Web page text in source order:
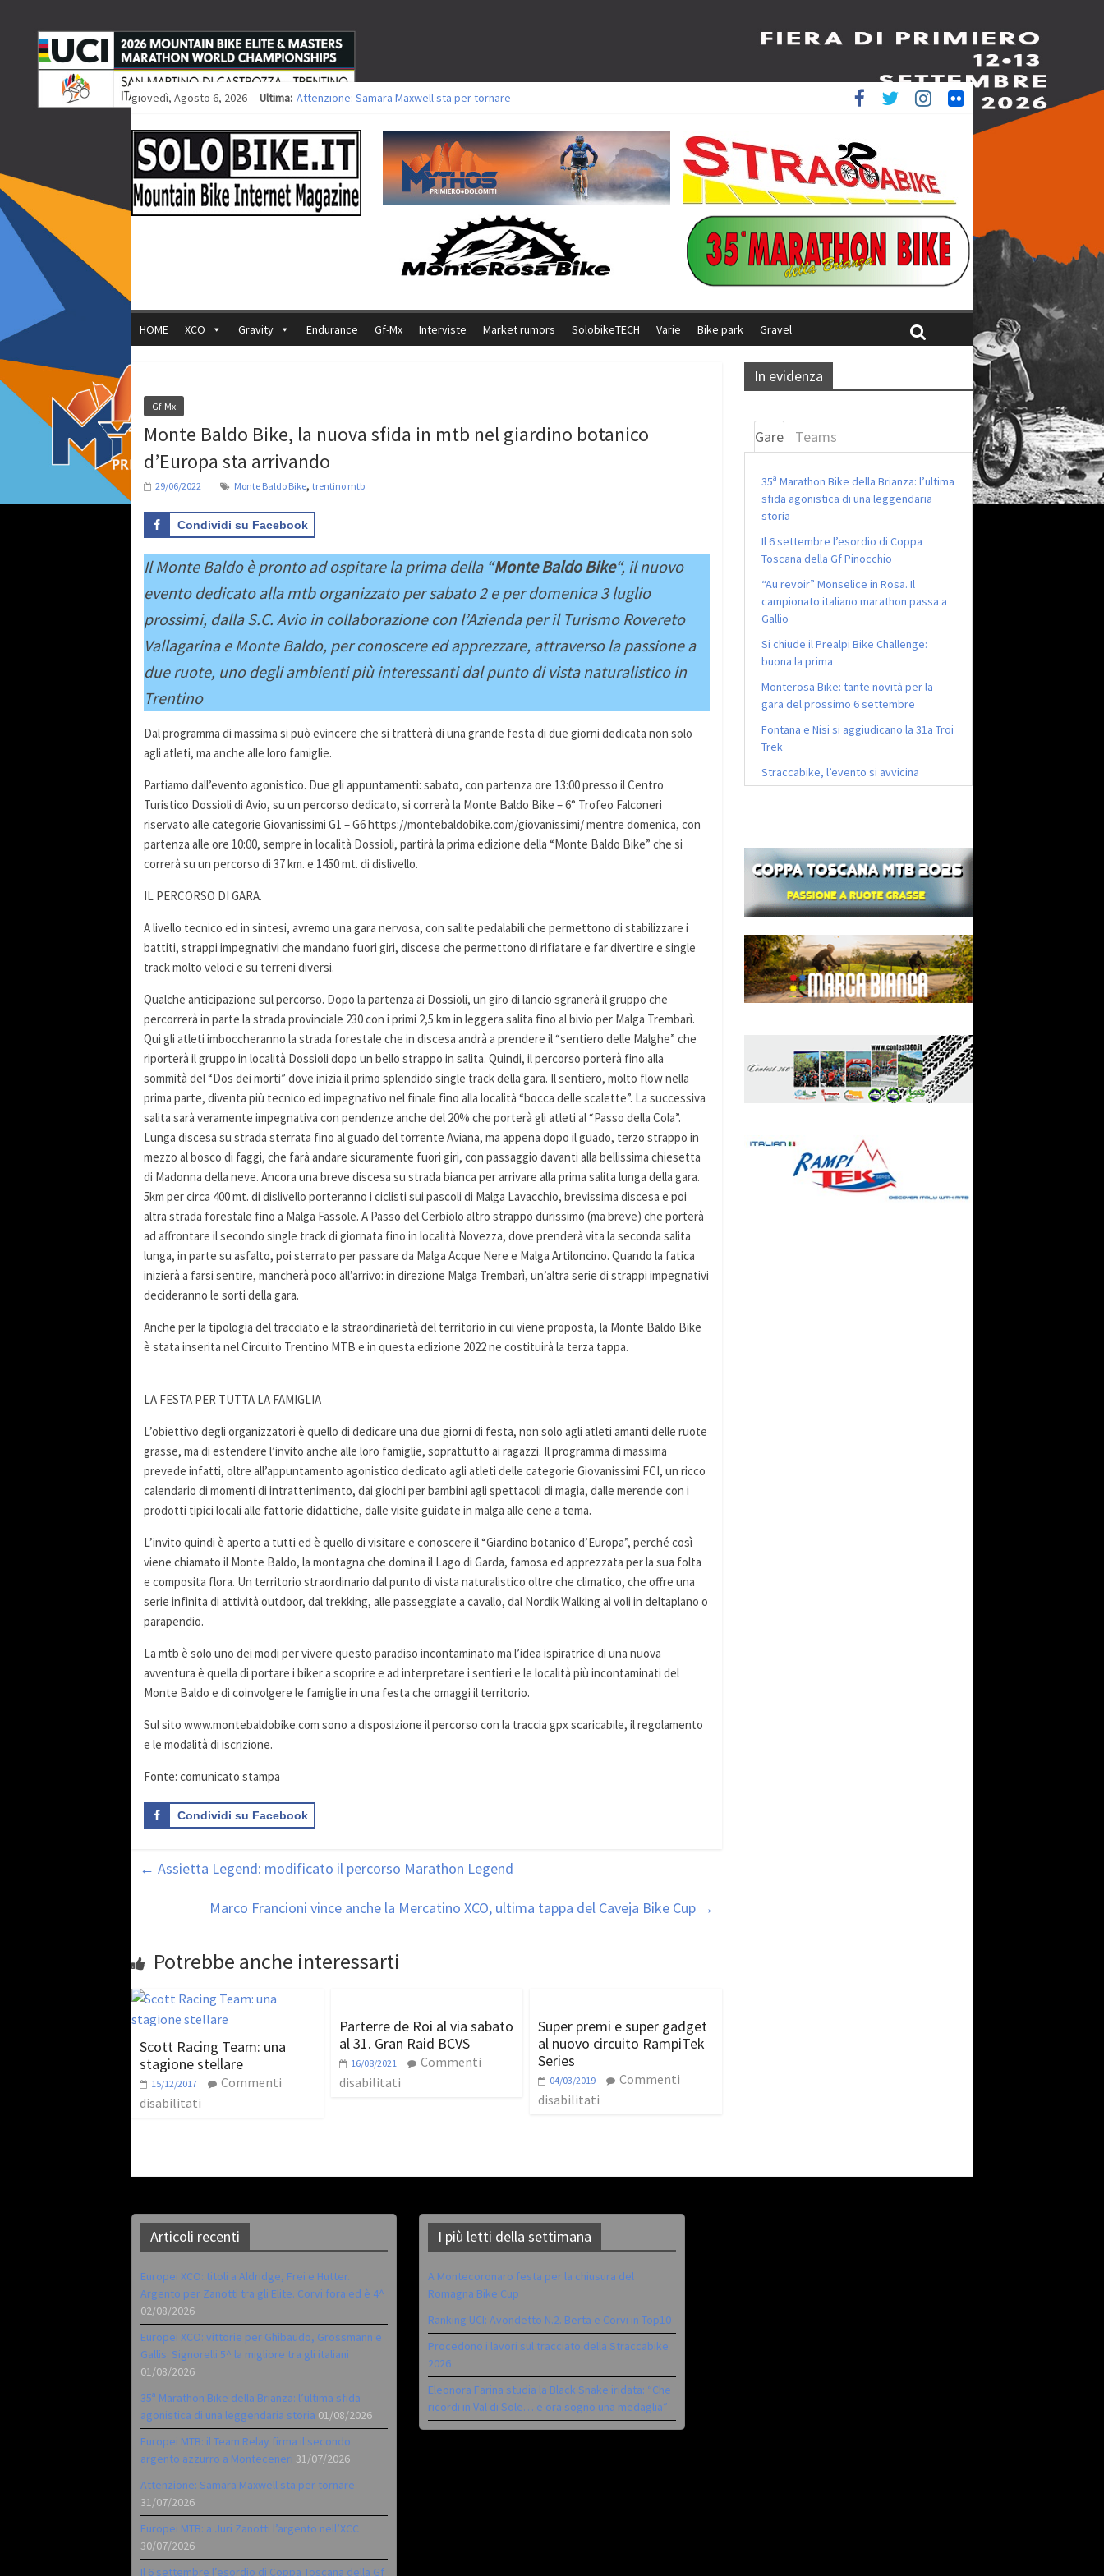
giovedì, Agosto 6, 2026 Ultima: Attenzione: Samara Maxwell sta per tornare
Europei XCO: vittorie per Ghibaudo, Grossmann e Gallis. Signorelli 5^ la migliore tra gli italiani
35ª Marathon Bike della Brianza: l’ultima sfida agonistica di una leggendaria storia
Europei MTB: il Team Relay firma il secondo argento azzurro a Monteceneri
HOME XCO Gravity Endurance Gf-Mx Interviste Market rumors SolobikeTECH Varie Bike park Gravel
Gf-Mx
Monte Baldo Bike, la nuova sfida in mtb nel giardino botanico
d’Europa sta arrivando
29/06/2022 Monte Baldo Bike, trentino mtb
Condividi su Facebook
Il Monte Baldo è pronto ad ospitare la prima della “Monte Baldo Bike“, il nuovo
evento dedicato alla mtb organizzato per sabato 2 e per domenica 3 luglio
prossimi, dalla S.C. Avio in collaborazione con l’Azienda per il Turismo Rovereto
Vallagarina e Monte Baldo, per conoscere ed apprezzare, attraverso la passione a
due ruote, uno degli ambienti più interessanti dal punto di vista naturalistico in
Trentino
Dal programma di massima si può evincere che si tratterà di una grande festa di due giorni dedicata non solo
agli atleti, ma anche alle loro famiglie.
Partiamo dall’evento agonistico. Due gli appuntamenti: sabato, con partenza ore 13:00 presso il Centro
Turistico Dossioli di Avio, su un percorso dedicato, si correrà la Monte Baldo Bike – 6° Trofeo Falconeri
riservato alle categorie Giovanissimi G1 – G6 https://montebaldobike.com/giovanissimi/ mentre domenica, con
partenza alle ore 10:00, sempre in località Dossioli, partirà la prima edizione della “Monte Baldo Bike” che si
correrà su un percorso di 37 km. e 1450 mt. di dislivello.
IL PERCORSO DI GARA.
A livello tecnico ed in sintesi, avremo una gara nervosa, con salite pedalabili che permettono di stabilizzare i
battiti, strappi impegnativi che mandano fuori giri, discese che permettono di rifiatare e far divertire e single
track molto veloci e su terreni diversi.
Qualche anticipazione sul percorso. Dopo la partenza ai Dossioli, un giro di lancio sgranerà il gruppo che
percorrerà in parte la strada provinciale 230 con i primi 2,5 km in leggera salita fino al bivio per Malga Trembarì.
Qui gli atleti imboccheranno la strada forestale che in discesa andrà a prendere il “sentiero delle Malghe” che
riporterà il gruppo in località Dossioli dopo un bello strappo in salita. Quindi, il percorso porterà fino alla
sommità del “Dos dei morti” dove inizia il primo splendido single track della gara. Il sentiero, molto flow nella
prima parte, diventa più tecnico ed impegnativo nel finale fino alla località “bocca delle scalette”. La successiva
salita sarà veramente impegnativa con pendenze anche del 20% che porterà gli atleti al “Passo della Cola”.
Lunga discesa su strada sterrata fino al guado del torrente Aviana, ma appena dopo il guado, terzo strappo in
mezzo al bosco di faggi, che farà andare sicuramente fuori giri, con passaggio davanti alla bellissima chiesetta
di Madonna della neve. Ancora una breve discesa su strada bianca per arrivare alla prima salita lunga della gara.
5km per circa 400 mt. di dislivello porteranno i ciclisti sui pascoli di Malga Lavacchio, brevissima discesa e poi
altra strada forestale fino a Malga Fassole. A Passo del Cerbiolo altro strappo durissimo (ma breve) che porterà
ad affrontare il secondo single track di giornata fino in località Novezza, dove prenderà vita la seconda salita
lunga, in parte su asfalto, poi sterrato per passare da Malga Acque Nere e Malga Artiloncino. Quando la fatica
inizierà a farsi sentire, mancherà poco all’arrivo: in direzione Malga Trembarì, un’altra serie di strappi impegnativi
decideranno le sorti della gara.
Anche per la tipologia del tracciato e la straordinarietà del territorio in cui viene proposta, la Monte Baldo Bike
è stata inserita nel Circuito Trentino MTB e in questa edizione 2022 ne costituirà la terza tappa.
LA FESTA PER TUTTA LA FAMIGLIA
L’obiettivo degli organizzatori è quello di dedicare una due giorni di festa, non solo agli atleti amanti delle ruote
grasse, ma di estendere l’invito anche alle loro famiglie, soprattutto ai ragazzi. Il programma di massima
prevede infatti, oltre all’appuntamento agonistico dedicato agli atleti delle categorie Giovanissimi FCI, un ricco
calendario di momenti di intrattenimento, dai giochi per bambini agli spettacoli di magia, dalle merende con i
prodotti tipici locali alle fattorie didattiche, dalle visite guidate in malga alle cene a tema.
L’invito quindi è aperto a tutti ed è quello di visitare e conoscere il “Giardino botanico d’Europa”, perché così
viene chiamato il Monte Baldo, la montagna che domina il Lago di Garda, famosa ed apprezzata per la sua folta
e composita flora. Un territorio straordinario dal punto di vista naturalistico oltre che climatico, che offre una
serie infinita di attività outdoor, dal trekking, alle passeggiate a cavallo, dal Nordik Walking ai voli in deltaplano o
parapendio.
La mtb è solo uno dei modi per vivere questo paradiso incontaminato ma l’idea ispiratrice di una nuova
avventura è quella di portare i biker a scoprire e ad interpretare i sentieri e le località più incontaminati del
Monte Baldo e di coinvolgere le famiglie in una festa che omaggi il territorio.
Sul sito www.montebaldobike.com sono a disposizione il percorso con la traccia gpx scaricabile, il regolamento
e le modalità di iscrizione.
Fonte: comunicato stampa
Condividi su Facebook
← Assietta Legend: modificato il percorso Marathon Legend
Marco Francioni vince anche la Mercatino XCO, ultima tappa del Caveja Bike Cup →
Potrebbe anche interessarti
Scott Racing Team: una
stagione stellare
15/12/2017
Commenti
disabilitati
Parterre de Roi al via sabato
al 31. Gran Raid BCVS
16/08/2021
Commenti
disabilitati
Super premi e super gadget
al nuovo circuito RampiTek
Series
04/03/2019
Commenti
disabilitati
In evidenza
Gare Teams
35ª Marathon Bike della Brianza: l’ultima
sfida agonistica di una leggendaria
storia
Il 6 settembre l’esordio di Coppa
Toscana della Gf Pinocchio
“Au revoir” Monselice in Rosa. Il
campionato italiano marathon passa a
Gallio
Si chiude il Prealpi Bike Challenge:
buona la prima
Monterosa Bike: tante novità per la
gara del prossimo 6 settembre
Fontana e Nisi si aggiudicano la 31a Troi
Trek
Straccabike, l’evento si avvicina
Articoli recenti
Europei XCO: titoli a Aldridge, Frei e Hutter.
Argento per Zanotti tra gli Elite. Corvi fora ed è 4^
02/08/2026
Europei XCO: vittorie per Ghibaudo, Grossmann e
Gallis. Signorelli 5^ la migliore tra gli italiani
01/08/2026
35ª Marathon Bike della Brianza: l’ultima sfida
agonistica di una leggendaria storia 01/08/2026
Europei MTB: il Team Relay firma il secondo
argento azzurro a Monteceneri 31/07/2026
Attenzione: Samara Maxwell sta per tornare
31/07/2026
Europei MTB: a Juri Zanotti l’argento nell’XCC
30/07/2026
Il 6 settembre l’esordio di Coppa Toscana della Gf
I più letti della settimana
A Montecoronaro festa per la chiusura del
Romagna Bike Cup
Ranking UCI: Avondetto N.2. Berta e Corvi in Top10
Procedono i lavori sul tracciato della Straccabike
2026
Eleonora Farina studia la Black Snake iridata: “Che
ricordi in Val di Sole… e ora sogno una medaglia”